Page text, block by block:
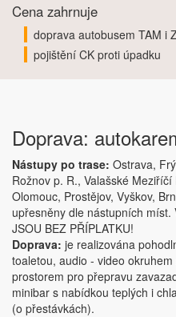
Cena zahrnuje
doprava autobusem TAM i
pojištění CK proti úpadku
Doprava:
Nástupy po trase: Ostrava,
Rožnov p. R., Valašské
Olomouc, Prostějov, Vyškov,
upřesněny dle nástupních míst.
JSOU BEZ PŘÍPLATKU!
Doprava: je realizována
toaletou, audio - video
prostorem pro přepravu
minibar s nabídkou teplých i
(o přestávkách).